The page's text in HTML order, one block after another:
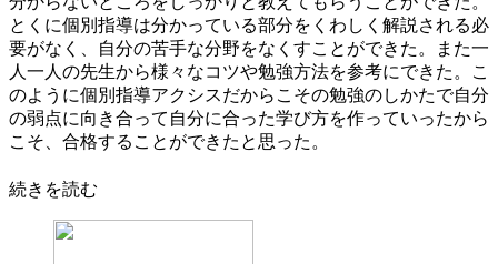
とくに個別指導は分かっている部分をくわしく解説される必
要がなく、自分の苦手な分野をなくすことができた。また一
人一人の先生から様々なコツや勉強方法を参考にできた。こ
のように個別指導アクシスだからこその勉強のしかたで自分
の弱点に向き合って自分に合った学び方を作っていったから
こそ、合格することができたと思った。
続きを読む